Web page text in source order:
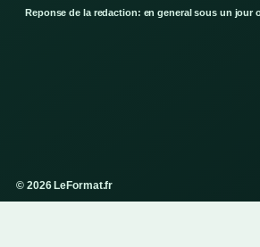
Reponse de la redaction: en general sous un jour
© 2026 LeFormat.fr